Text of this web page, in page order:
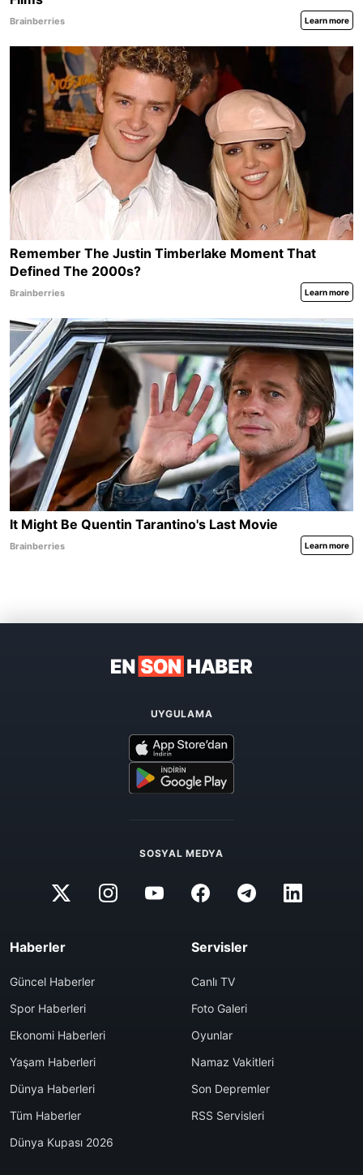
UYGULAMA
SOSYAL MEDYA
Haberler
Güncel Haberler
Spor Haberleri
Ekonomi Haberleri
Yaşam Haberleri
Dünya Haberleri
Tüm Haberler
Dünya Kupası 2026
Servisler
Canlı TV
Foto Galeri
Oyunlar
Namaz Vakitleri
Son Depremler
RSS Servisleri